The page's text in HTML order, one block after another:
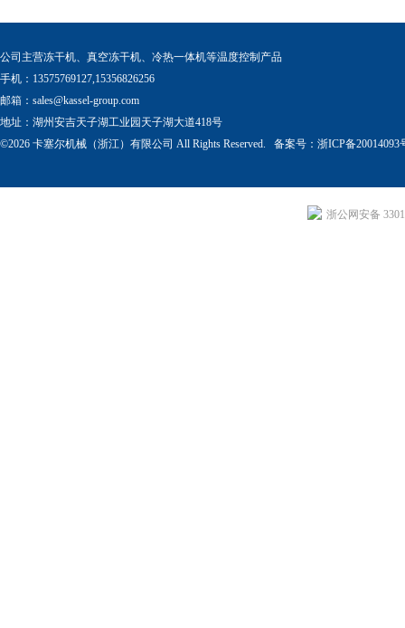
公司主营冻干机、真空冻干机、冷热一体机等温度控制产品
手机：13575769127,15356826256
邮箱： sales@kassel-group.com
地址：湖州安吉天子湖工业园天子湖大道418号
©2026 卡塞尔机械（浙江）有限公司 All Rights Reserved. 备案号： 浙ICP备20014093
浙公网安备